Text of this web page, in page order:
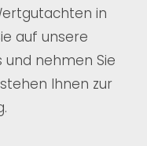
in
auf unsere
nehmen Sie
Ihnen zur